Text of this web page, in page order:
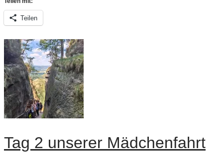
Teilen
Tag 2 unserer Mädchenfahrt